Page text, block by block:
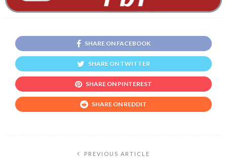
SHARE ON FACEBOOK
SHARE ON TWITTER
SHARE ON PINTEREST
SHARE ON REDDIT
PREVIOUS ARTICLE